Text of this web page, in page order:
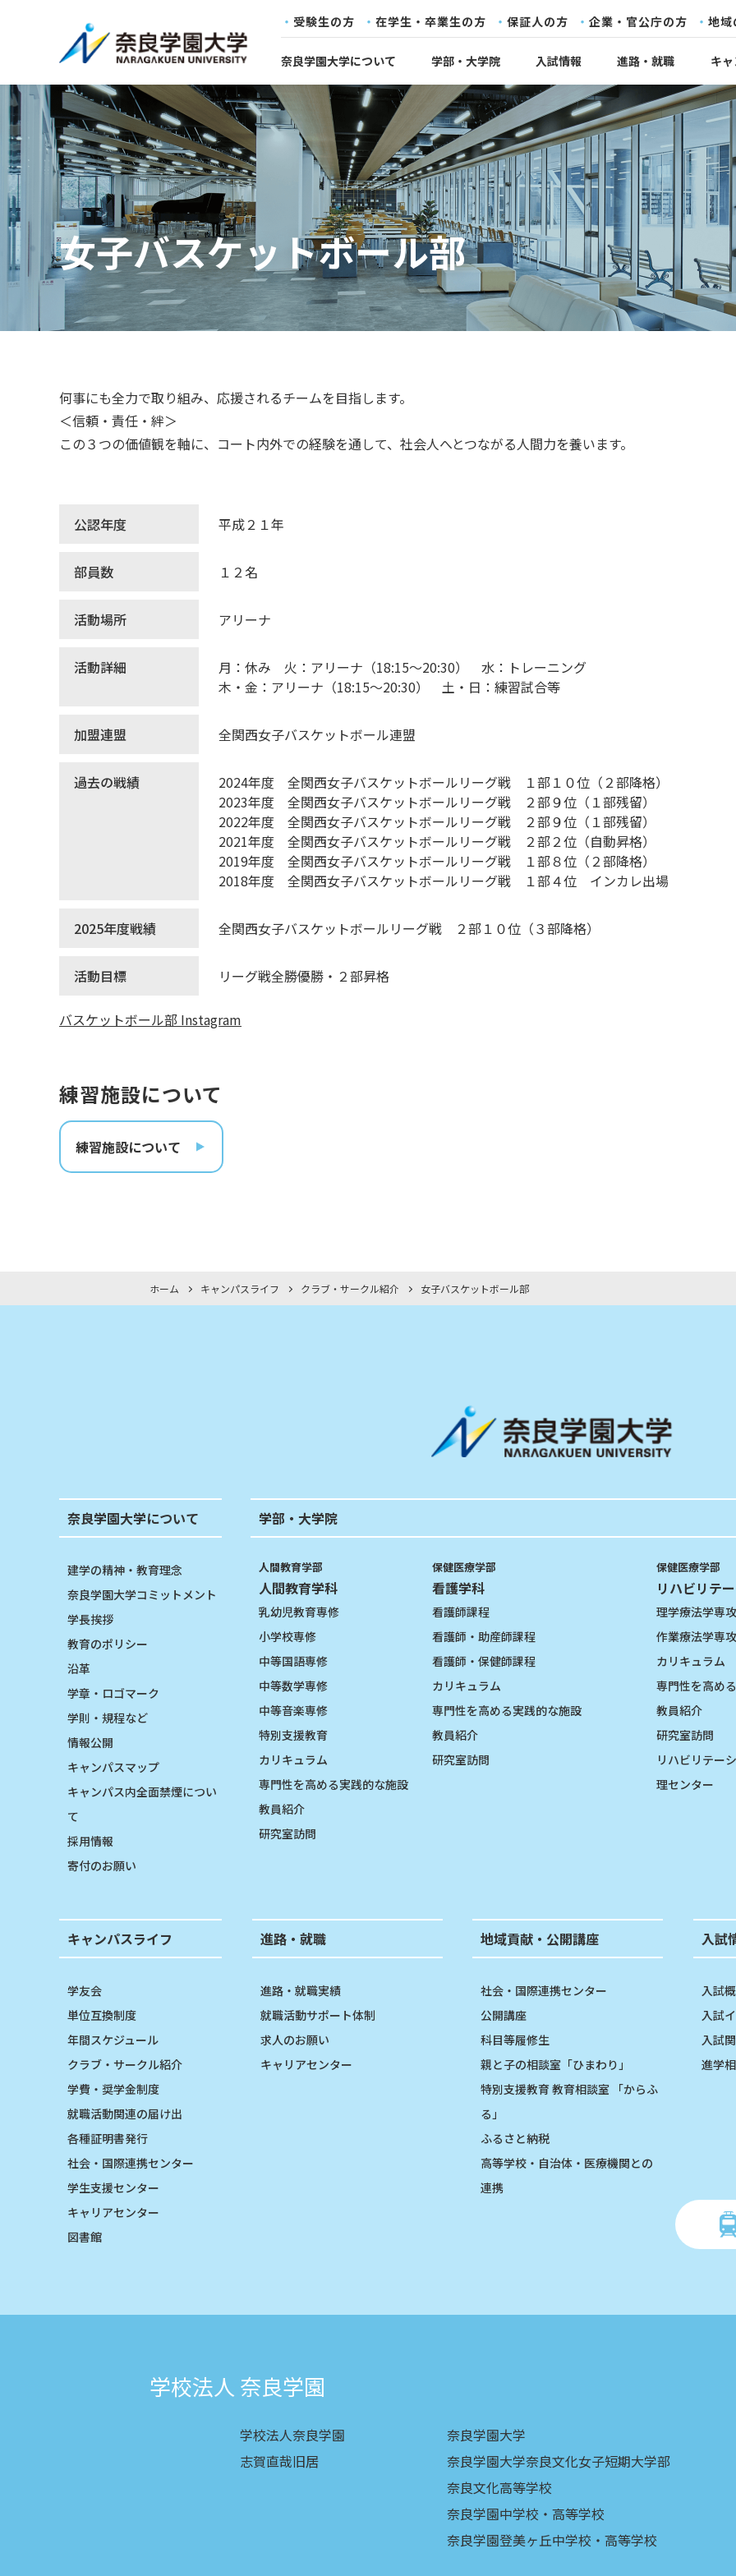
受験生の方 在学生・卒業生の方 保証人の方 企業・官公庁の方 地域
奈良学園大学について 学部・大学院 入試情報 進路・就職 キ
女子バスケットボール部
何事にも全力で取り組み、応援されるチームを目指します。
＜信頼・責任・絆＞
この３つの価値観を軸に、コート内外での経験を通して、社会人へとつながる人間力を養います。
公認年度 平成２１年
部員数 １２名
活動場所 アリーナ
活動詳細
月：休み 火：アリーナ（18:15～20:30） 水：トレーニング
木・金：アリーナ（18:15～20:30） 土・日：練習試合等
加盟連盟 全関西女子バスケットボール連盟
過去の戦績
2024年度 全関西女子バスケットボールリーグ戦 １部１０位（２部降格）
2023年度 全関西女子バスケットボールリーグ戦 ２部９位（１部残留）
2022年度 全関西女子バスケットボールリーグ戦 ２部９位（１部残留）
2021年度 全関西女子バスケットボールリーグ戦 ２部２位（自動昇格）
2019年度 全関西女子バスケットボールリーグ戦 １部８位（２部降格）
2018年度 全関西女子バスケットボールリーグ戦 １部４位 インカレ出場
2025年度戦績 全関西女子バスケットボールリーグ戦 ２部１０位（３部降格）
活動目標 リーグ戦全勝優勝・２部昇格
バスケットボール部 Instagram
練習施設について
練習施設について
ホーム キャンパスライフ クラブ・サークル紹介 女子バスケットボール部
奈良学園大学について
建学の精神・教育理念
奈良学園大学コミットメント
学長挨拶
教育のポリシー
沿革
学章・ロゴマーク
学則・規程など
情報公開
キャンパスマップ
キャンパス内全面禁煙につい
て
採用情報
寄付のお願い
学部・大学院
人間教育学部
人間教育学科
乳幼児教育専修
小学校専修
中等国語専修
中等数学専修
中等音楽専修
特別支援教育
カリキュラム
専門性を高める実践的な施設
教員紹介
研究室訪問
保健医療学部
看護学科
看護師課程
看護師・助産師課程
看護師・保健師課程
カリキュラム
専門性を高める実践的な施設
教員紹介
研究室訪問
保健医療学部
リハビリテ
理学療法学専攻
作業療法学専攻
カリキュラム
専門性を高め
教員紹介
研究室訪問
リハビリテー
理センター
キャンパスライフ
学友会
単位互換制度
年間スケジュール
クラブ・サークル紹介
学費・奨学金制度
就職活動関連の届け出
各種証明書発行
社会・国際連携センター
学生支援センター
キャリアセンター
図書館
進路・就職
進路・就職実績
就職活動サポート体制
求人のお願い
キャリアセンター
地域貢献・公開講座
社会・国際連携センター
公開講座
科目等履修生
親と子の相談室「ひまわり」
特別支援教育 教育相談室 「からふ
る」
ふるさと納税
高等学校・自治体・医療機関との
連携
入試
入試
入試
入試
進学
学校法人 奈良学園
学校法人奈良学園
志賀直哉旧居
奈良学園大学
奈良学園大学奈良文化女子短期大学部
奈良文化高等学校
奈良学園中学校・高等学校
奈良学園登美ヶ丘中学校・高等学校